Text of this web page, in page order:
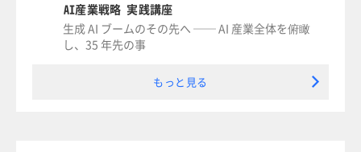
AI産業戦略 実践講座
生成 AI ブームのその先へ ── AI 産業全体を俯瞰
し、35 年先の事
もっと見る